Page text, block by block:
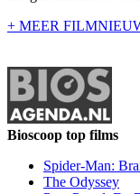
+ MEER
Bioscoop top films
Spider-Man:
The Odyssey